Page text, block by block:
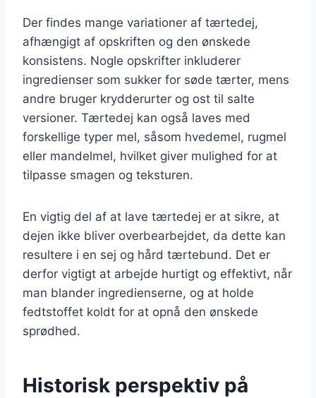
Der findes mange variationer af tærtedej,
afhængigt af opskriften og den ønskede
konsistens. Nogle opskrifter inkluderer
ingredienser som sukker for søde tærter, mens
andre bruger krydderurter og ost til salte
versioner. Tærtedej kan også laves med
forskellige typer mel, såsom hvedemel, rugmel
eller mandelmel, hvilket giver mulighed for at
tilpasse smagen og teksturen.
En vigtig del af at lave tærtedej er at sikre, at
dejen ikke bliver overbearbejdet, da dette kan
resultere i en sej og hård tærtebund. Det er
derfor vigtigt at arbejde hurtigt og effektivt, når
man blander ingredienserne, og at holde
fedtstoffet koldt for at opnå den ønskede
sprødhed.
Historisk perspektiv på